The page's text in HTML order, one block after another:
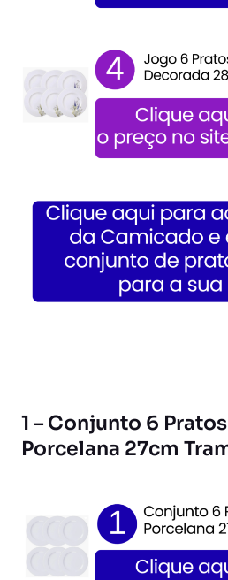
1 – Conjunto 6
Porcelana 27cm